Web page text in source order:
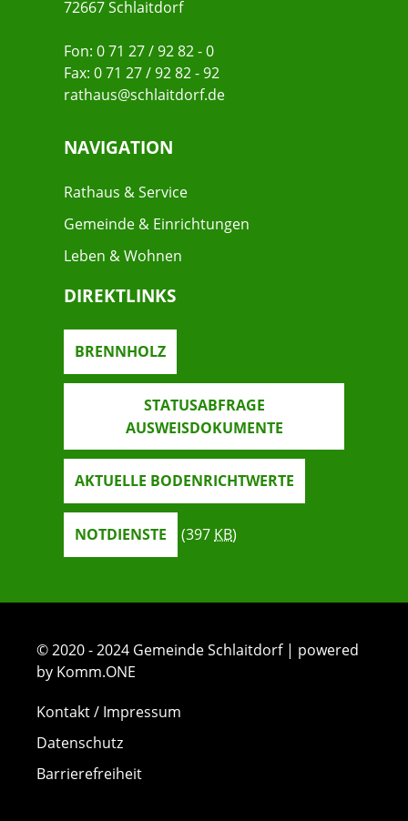
72667 Schlaitdorf
Fon: 0 71 27 / 92 82 - 0
Fax: 0 71 27 / 92 82 - 92
rathaus@schlaitdorf.de
NAVIGATION
Rathaus & Service
Gemeinde & Einrichtungen
Leben & Wohnen
DIREKTLINKS
BRENNHOLZ
STATUSABFRAGE
AUSWEISDOKUMENTE
AKTUELLE BODENRICHTWERTE
NOTDIENSTE (397 KB)
© 2020 - 2024 Gemeinde Schlaitdorf | powered
by Komm.ONE
Kontakt / Impressum
Datenschutz
Barrierefreiheit